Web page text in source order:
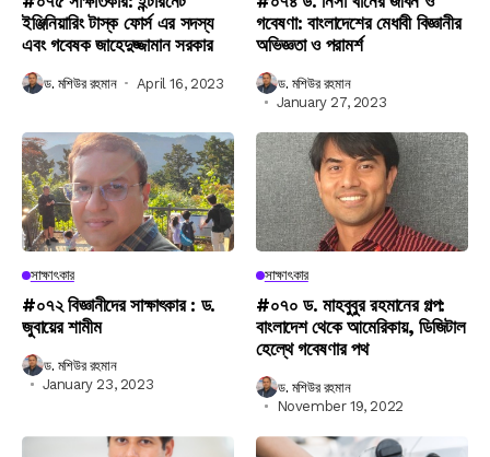
ইঞ্জিনিয়ারিং টাস্ক ফোর্স এর সদস্য
এবং গবেষক জাহেদুজ্জামান সরকার
ড. মশিউর রহমান April 16, 2023
গবেষণা: বাংলাদেশের মেধাবী বিজ্ঞানীর
অভিজ্ঞতা ও পরামর্শ
ড. মশিউর রহমান
January 27, 2023
সাক্ষাৎকার
#০৭২ বিজ্ঞানীদের সাক্ষাৎকার : ড.
জুবায়ের শামীম
ড. মশিউর রহমান
January 23, 2023
সাক্ষাৎকার
#০৭০ ড. মাহবুবুর রহমানের গল্প:
বাংলাদেশ থেকে আমেরিকায়, ডিজিটাল
হেল্থে গবেষণার পথ
ড. মশিউর রহমান
November 19, 2022